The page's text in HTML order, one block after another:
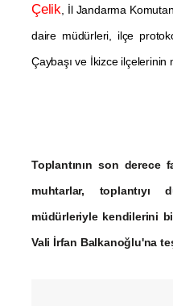
Çelik , İl Jandarma
daire müdürleri, ilçe
Çaybaşı ve İkizce ilçelerinin
Toplantının son derece
muhtarlar, toplantıyı
müdürleriyle kendilerini
Vali İrfan Balkanoğlu'na